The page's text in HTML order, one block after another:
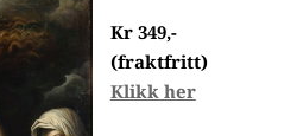
Kr 349,-
(fraktfritt)
Klikk her